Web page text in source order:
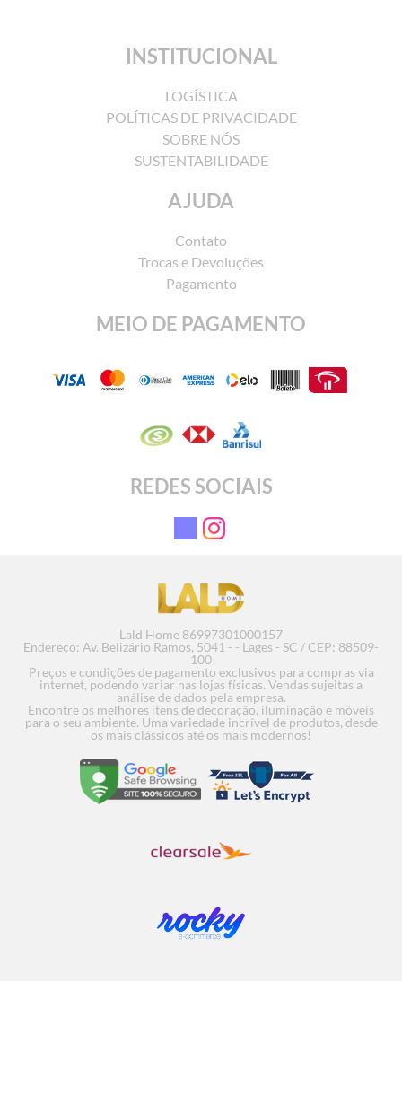
Vaso Dolamita Geométrico
em até 12x de R$ 12,62 sem
juros
INSTITUCIONAL
LOGÍSTICA
POLÍTICAS DE PRIVACIDADE
SOBRE NÓS
SUSTENTABILIDADE
AJUDA
Contato
Trocas e Devoluções
Pagamento
MEIO DE PAGAMENTO
REDES SOCIAIS
Lald Home 86997301000157
Endereço: Av. Belizário Ramos, 5041 - - Lages - SC / CEP: 88509-
100
Preços e condições de pagamento exclusivos para compras via
internet, podendo variar nas lojas físicas. Vendas sujeitas a
análise de dados pela empresa.
Encontre os melhores itens de decoração, iluminação e móveis
para o seu ambiente. Uma variedade incrível de produtos, desde
os mais clássicos até os mais modernos!